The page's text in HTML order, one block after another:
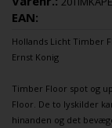
EAN:
Hollands Licht Timber
Ernst Konig
Timber Floor spot og
Floor. De to lyskilder
hinanden og det